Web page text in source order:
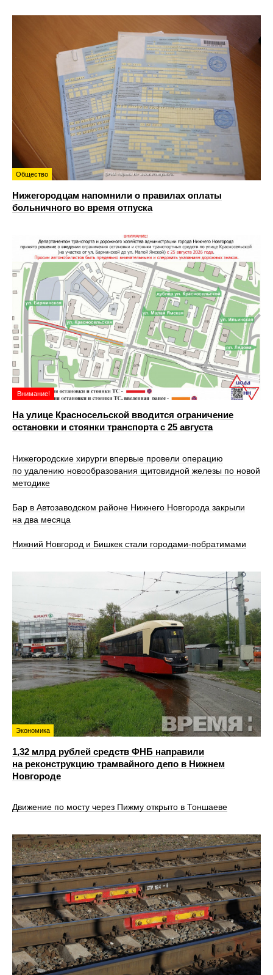
Общество
Нижегородцам напомнили о правилах оплаты
больничного во время отпуска
Внимание!
На улице Красносельской вводится ограничение
остановки и стоянки транспорта с 25 августа
Нижегородские хирурги впервые провели операцию
по удалению новообразования щитовидной железы по новой
методике
Бар в Автозаводском районе Нижнего Новгорода закрыли
на два месяца
Нижний Новгород и Бишкек стали городами-побратимами
Экономика
1,32 млрд рублей средств ФНБ направили
на реконструкцию трамвайного депо в Нижнем
Новгороде
Движение по мосту через Пижму открыто в Тоншаеве